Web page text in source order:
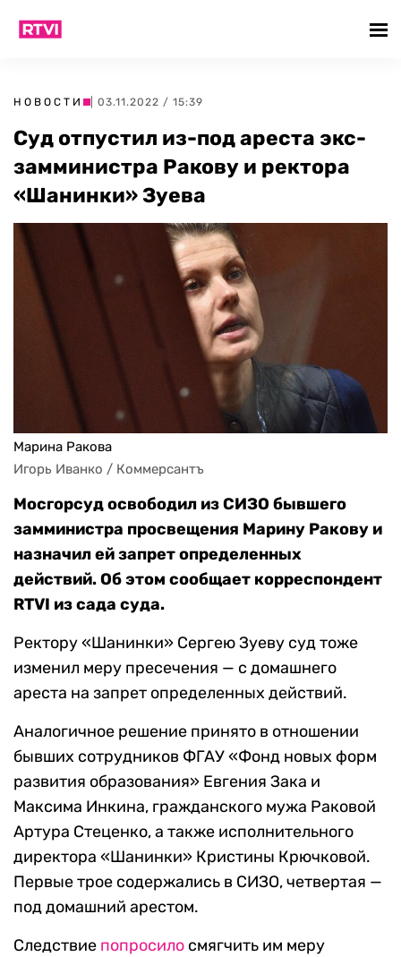
НОВОСТИ | 03.11.2022 / 15:39
Суд отпустил из-под ареста экс-
замминистра Ракову и ректора
«Шанинки» Зуева
Марина Ракова
Игорь Иванко / Коммерсантъ
Мосгорсуд освободил из СИЗО бывшего
замминистра просвещения Марину Ракову и
назначил ей запрет определенных
действий. Об этом сообщает корреспондент
RTVI из сада суда.
Ректору «Шанинки» Сергею Зуеву суд тоже
изменил меру пресечения — с домашнего
ареста на запрет определенных действий.
Аналогичное решение принято в отношении
бывших сотрудников ФГАУ «Фонд новых форм
развития образования» Евгения Зака и
Максима Инкина, гражданского мужа Раковой
Артура Стеценко, а также исполнительного
директора «Шанинки» Кристины Крючковой.
Первые трое содержались в СИЗО, четвертая —
под домашний арестом.
Следствие попросило смягчить им меру